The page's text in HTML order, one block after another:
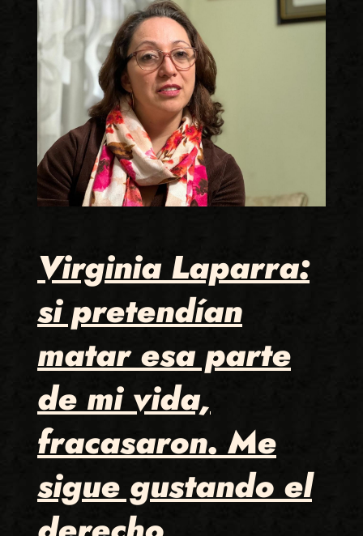
Virginia Laparra:
si pretendían
matar esa parte
de mi vida,
fracasaron. Me
sigue gustando el